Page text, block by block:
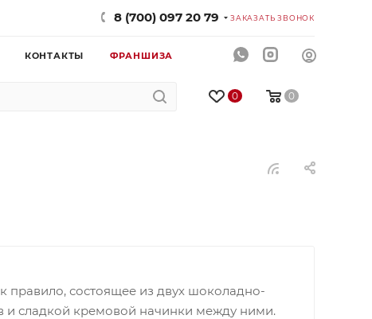
8 (700) 097 20 79 ЗАКАЗАТЬ ЗВОНОК
КОНТАКТЫ ФРАНШИЗА
0 0
правило, состоящее из двух шоколадно-
и сладкой кремовой начинки между ними.